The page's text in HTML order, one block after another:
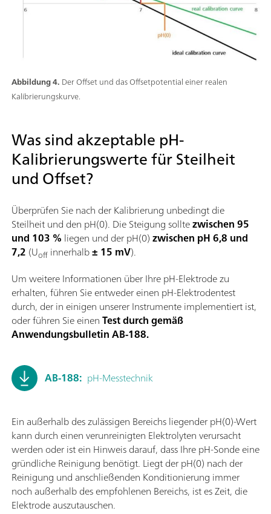
Abbildung 4. Der Offset und das Offsetpotential einer realen
Kalibrierungskurve.
Was sind akzeptable pH-
Kalibrierungswerte für Steilheit
und Offset?
Überprüfen Sie nach der Kalibrierung unbedingt die
Steilheit und den pH(0). Die Steigung solltezwischen 95
und 103 % liegen und der pH(0)zwischen pH 6,8 und
7,2 (Uoff innerhalb± 15 mV).
Um weitere Informationen über Ihre pH-Elektrode zu
erhalten, führen Sie entweder einen pH-Elektrodentest
durch, der in einigen unserer Instrumente implementiert ist,
oder führen Sie einenTest durch gemäß
Anwendungsbulletin AB-188.
AB-188: pH-Messtechnik
Ein außerhalb des zulässigen Bereichs liegender pH(0)-Wert
kann durch einen verunreinigten Elektrolyten verursacht
werden oder ist ein Hinweis darauf, dass Ihre pH-Sonde eine
gründliche Reinigung benötigt. Liegt der pH(0) nach der
Reinigung und anschließenden Konditionierung immer
noch außerhalb des empfohlenen Bereichs, ist es Zeit, die
Elektrode auszutauschen.